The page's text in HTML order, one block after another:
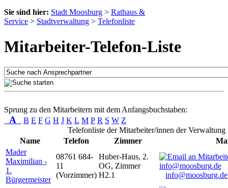
Sie sind hier: Stadt Moosburg > Rathaus &
Service > Stadtverwaltung > Telefonliste
Mitarbeiter-Telefon-Liste
Sprung zu den Mitarbeitern mit dem Anfangsbuchstaben:
A B E F G H J K L M P R S W Z
Telefonliste der Mitarbeiter/innen der Verwaltung
Name
Telefon Zimmer
Mader
Maximilian -
1.
Bürgermeister
08761 684-
11
(Vorzimmer)
Huber-Haus, 2.
OG, Zimmer
H2.1
info@moosburg.de